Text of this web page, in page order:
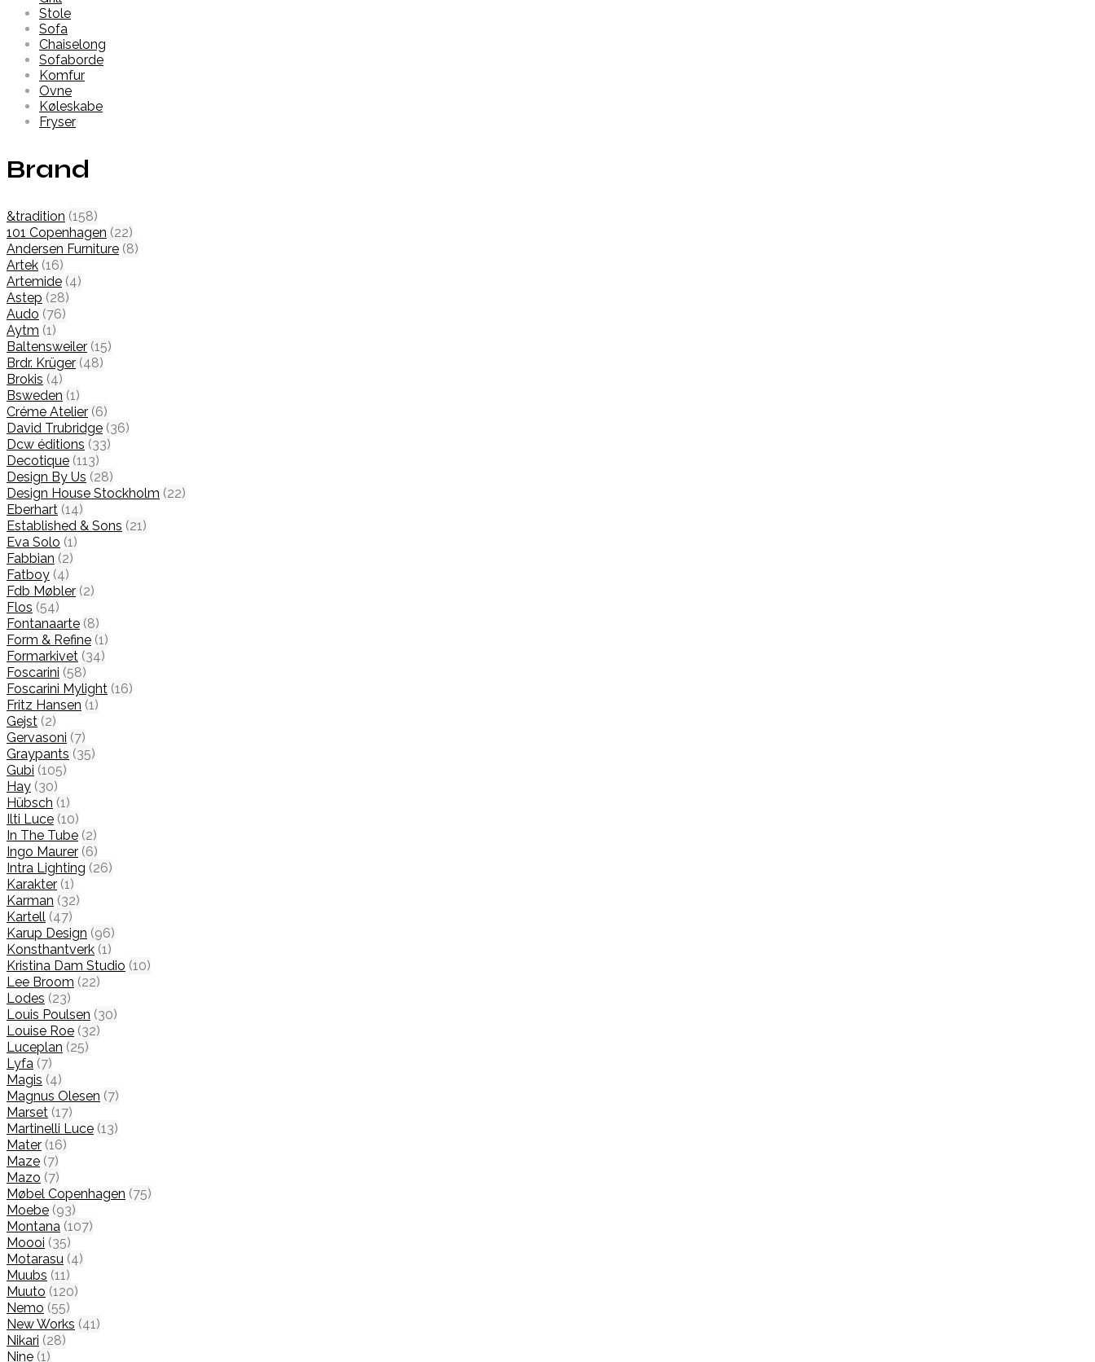
Stole
Sofa
Chaiselong
Sofaborde
Komfur
Ovne
Køleskabe
Fryser
Brand
&tradition (158)
101 Copenhagen (22)
Andersen Furniture (8)
Artek (16)
Artemide (4)
Astep (28)
Audo (76)
Aytm (1)
Baltensweiler (15)
Brdr. Krüger (48)
Brokis (4)
Bsweden (1)
Créme Atelier (6)
David Trubridge (36)
Dcw éditions (33)
Decotique (113)
Design By Us (28)
Design House Stockholm (22)
Eberhart (14)
Established & Sons (21)
Eva Solo (1)
Fabbian (2)
Fatboy (4)
Fdb Møbler (2)
Flos (54)
Fontanaarte (8)
Form & Refine (1)
Formarkivet (34)
Foscarini (58)
Foscarini Mylight (16)
Fritz Hansen (1)
Gejst (2)
Gervasoni (7)
Graypants (35)
Gubi (105)
Hay (30)
Hübsch (1)
Ilti Luce (10)
In The Tube (2)
Ingo Maurer (6)
Intra Lighting (26)
Karakter (1)
Karman (32)
Kartell (47)
Karup Design (96)
Konsthantverk (1)
Kristina Dam Studio (10)
Lee Broom (22)
Lodes (23)
Louis Poulsen (30)
Louise Roe (32)
Luceplan (25)
Lyfa (7)
Magis (4)
Magnus Olesen (7)
Marset (17)
Martinelli Luce (13)
Mater (16)
Maze (7)
Mazo (7)
Møbel Copenhagen (75)
Moebe (93)
Montana (107)
Moooi (35)
Motarasu (4)
Muubs (11)
Muuto (120)
Nemo (55)
New Works (41)
Nikari (28)
Nine (1)